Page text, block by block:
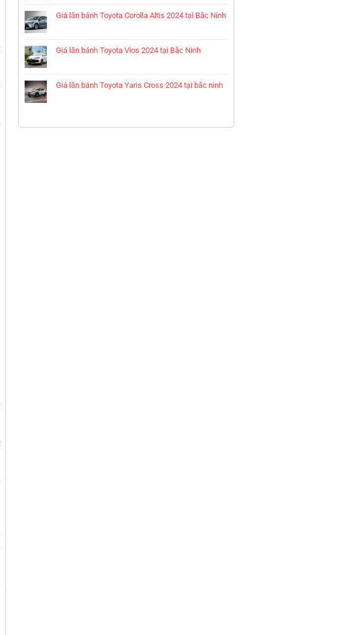
Giá lăn bánh Toyota Corolla Altis 2024 tại Bắc Ninh
Giá lăn bánh Toyota Vios 2024 tại Bắc Ninh
Giá lăn bánh Toyota Yaris Cross 2024 tại bắc ninh